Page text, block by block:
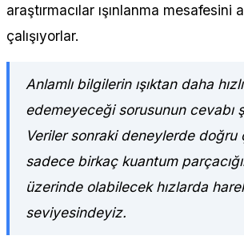
araştırmacılar ışınlanma mesafesini
çalışıyorlar.
Anlamlı bilgilerin ışıktan daha
edemeyeceği sorusunun cevabı
Veriler sonraki deneylerde doğru
sadece birkaç kuantum parçacığını
üzerinde olabilecek hızlarda
seviyesindeyiz.